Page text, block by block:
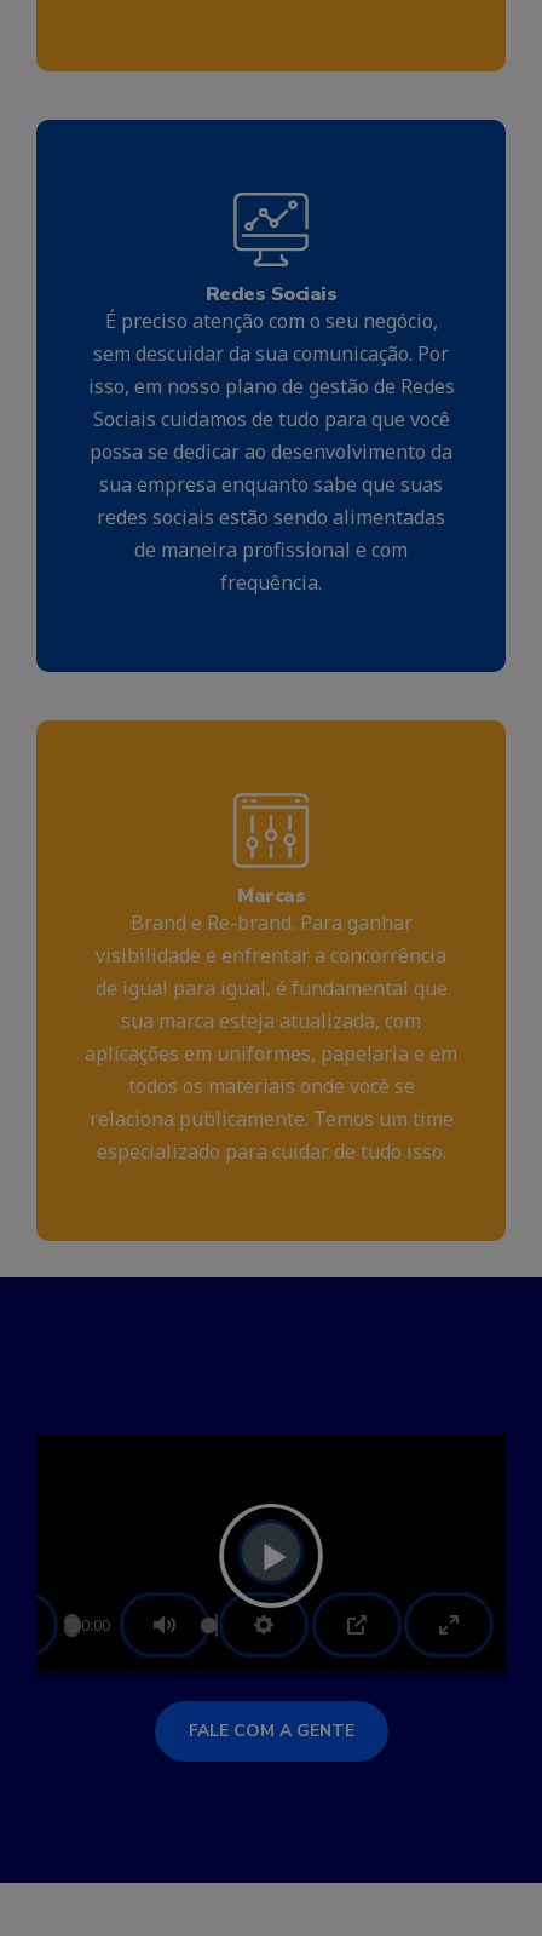
Redes Sociais
É preciso atenção com o seu negócio,
sem descuidar da sua comunicação. Por
isso, em nosso plano de gestão de Redes
Sociais cuidamos de tudo para que você
possa se dedicar ao desenvolvimento da
sua empresa enquanto sabe que suas
redes sociais estão sendo alimentadas
de maneira profissional e com
frequência.
Marcas
Brand e Re-brand. Para ganhar
visibilidade e enfrentar a concorrência
de igual para igual, é fundamental que
sua marca esteja atualizada, com
aplicações em uniformes, papelaria e em
todos os materiais onde você se
relaciona publicamente. Temos um time
especializado para cuidar de tudo isso.
PLAY
00:00
MUTE SETTINGSPIP
ENTER
PLAY
FALE COM A GENTE